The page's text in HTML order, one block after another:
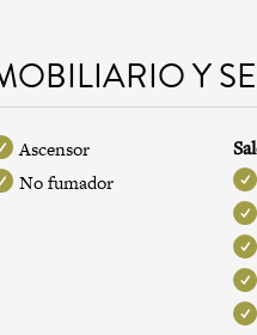
Y
Ascensor
No fumador